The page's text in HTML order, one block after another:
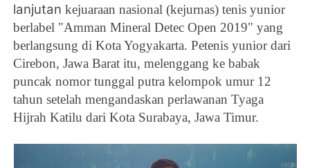
lanjutankejuaraan nasional (kejurnas) tenis yunior
berlabel "Amman Mineral Detec Open 2019" yang
berlangsung di Kota Yogyakarta.Petenis yunior dari
Cirebon, Jawa Barat itu, melenggang ke babak
puncak nomor tunggal putra kelompok umur 12
tahun setelah mengandaskan perlawananTyaga
Hijrah Katilu dari Kota Surabaya, Jawa Timur.